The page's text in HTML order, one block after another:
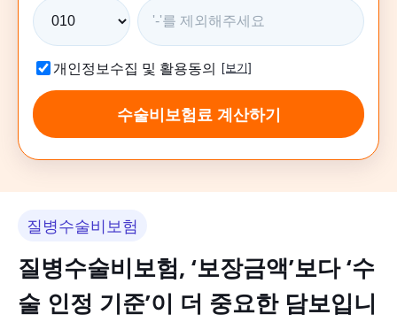
개인정보수집 및 활용동의 [보기]
수술비보험료 계산하기
질병수술비보험
질병수술비보험, ‘보장금액’보다 ‘수
술 인정 기준’이 더 중요한 담보입니